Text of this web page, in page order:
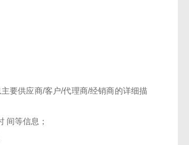
要供应商/客户/代理商/经销商的详细描
间等信息；